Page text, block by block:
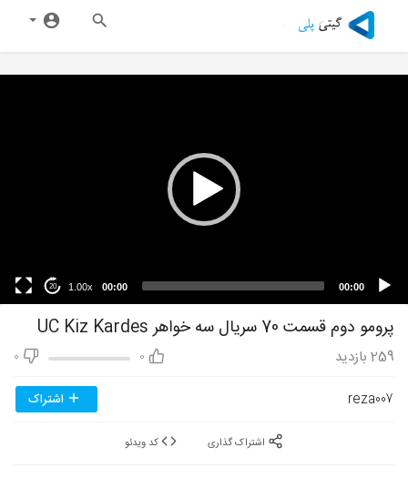
00:00
00:00
1.00x
20
پرومو دوم قسمت 70 سریال سه خواهر UC Kiz Kardes
0
0 259 بازدید
reza007 اشتراک